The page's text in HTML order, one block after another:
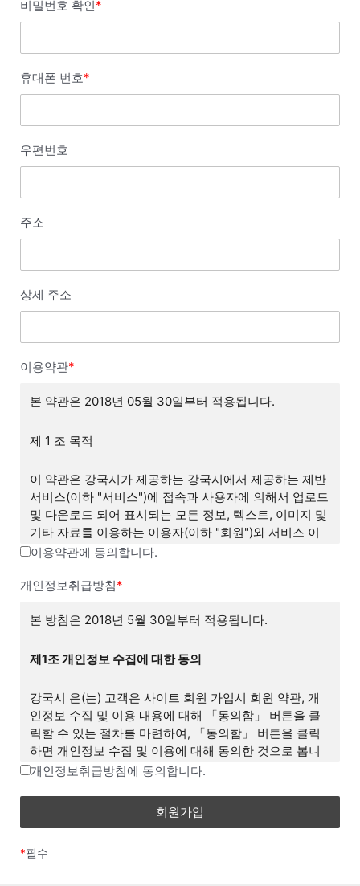
비밀번호 확인*
휴대폰 번호*
우편번호
주소
상세 주소
이용약관*
본 약관은 2018년 05월 30일부터 적용됩니다.
제 1 조 목적
이 약관은 강국시가 제공하는 강국시에서 제공하는 제반
서비스(이하 "서비스")에 접속과 사용자에 의해서 업로드
및 다운로드 되어 표시되는 모든 정보, 텍스트, 이미지 및
기타 자료를 이용하는 이용자(이하 "회원")와 서비스 이
용에 관한 권리 및 의무와 책임사항, 기타 필요한 사항을
변경할 수 있습니다.
③ 회원은 회사가 전항에 따라 변경하는 약관에 동의하
지 않을 권리가 있으며, 이 경우 회원은 회사에서 제공하
는 서비스 이용 중단 및 탈퇴 의사를 표시하고 서비스 이
용 종료를 요청할 수 있습니다. 다만, 회사가 회원에게 변
경된 약관의 내용을 통보하면서 회원에게 "7일 이내 의사
표시를 하지 않을 경우 의사 표시가 표명된 것으로 본다
는 뜻"을 명확히 통지하였음에도 불구하고, 거부의 의사
표시를 하지 아니한 경우 회원이 변경된 약관에 동의하는
이용약관에 동의합니다.
개인정보취급방침*
본 방침은 2018년 5월 30일부터 적용됩니다.
제1조 개인정보 수집에 대한 동의
강국시 은(는) 고객은 사이트 회원 가입시 회원 약관, 개
인정보 수집 및 이용 내용에 대해 「동의함」 버튼을 클
릭할 수 있는 절차를 마련하여, 「동의함」 버튼을 클릭
하면 개인정보 수집 및 이용에 대해 동의한 것으로 봅니
다.
제2조 개인정보의 수집 항목 및 이용 목적
"개인정보"는 생존하는 개인에 관한 정보로서 해당 정보
에 포함된 성명, 주민등록번호 등의 사항으로 해당 개인
개인정보취급방침에 동의합니다.
*필수